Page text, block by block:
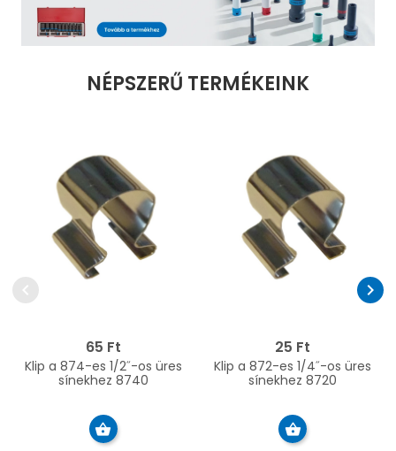
NÉPSZERŰ TERMÉKEINK
65 Ft
Klip a 874-es 1/2˝-os üres
sínekhez 8740
25 Ft
Klip a 872-es 1/4˝-os üres
sínekhez 8720
chevron_left chevron_right